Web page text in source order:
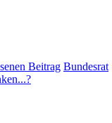
Bundesrat